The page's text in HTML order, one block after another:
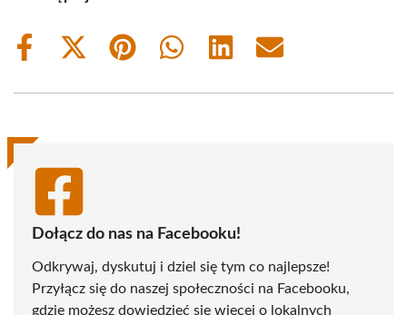
Share
Share
(Twitter)
Share
Share
Share
Share
Dołącz do nas na Facebooku!
Odkrywaj, dyskutuj i dziel się tym co najlepsze!
Przyłącz się do naszej społeczności na Facebooku,
gdzie możesz dowiedzieć się więcej o lokalnych